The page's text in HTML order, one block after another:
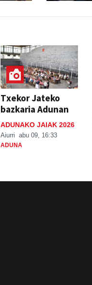
Txekor Jateko
bazkaria Adunan
ADUNAKO JAIAK 2026
Aiurri abu 09, 16:33
ADUNA